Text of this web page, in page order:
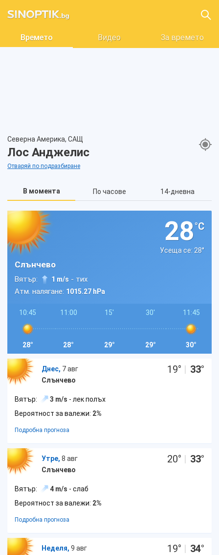
Времето Видео За времето
Северна Америка, САЩ
Лос Анджелис
Отваряй по подразбиране
В момента По часове 14-дневна
28°C
Усеща се: 28°
Слънчево
Вятър: 1 m/s - тих
Атм. налягане: 1015.27 hPa
10:45
28°
11:00
28°
15'
29°
30'
29°
11:45
30°
Днес, 7 авг
Слънчево
19° | 33°
Вятър: 3 m/s - лек полъх
Вероятност за валежи: 2%
Подробна прогноза
Утре, 8 авг
Слънчево
20° | 33°
Вятър: 4 m/s - слаб
Вероятност за валежи: 2%
Подробна прогноза
Неделя, 9 авг
19° | 34°